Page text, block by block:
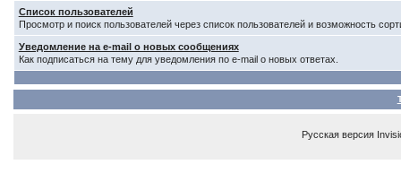
Список пользователей
Просмотр и поиск пользователей через список пользователей и возможность
Уведомление на e-mail о новых сообщениях
Как подписаться на тему для уведомления по e-mail о новых ответах.
Русская версия